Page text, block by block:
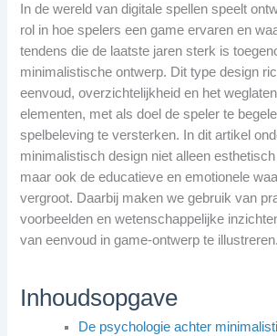
In de wereld van digitale spellen speelt
rol in hoe spelers een game ervaren en
tendens die de laatste jaren sterk is
minimalistische ontwerp. Dit type design
eenvoud, overzichtelijkheid en het
elementen, met als doel de speler te
spelbeleving te versterken. In dit artikel
minimalistisch design niet alleen
maar ook de educatieve en emotionele
vergroot. Daarbij maken we gebruik van
voorbeelden en wetenschappelijke
van eenvoud in game-ontwerp te illustreren.
Inhoudsopgave
De psychologie achter